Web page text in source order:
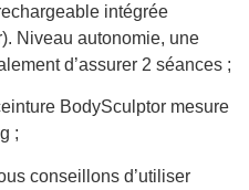
intégrée
Niveau autonomie, une
d’assurer 2 séances ;
BodySculptor mesure
;
conseillons d’utiliser